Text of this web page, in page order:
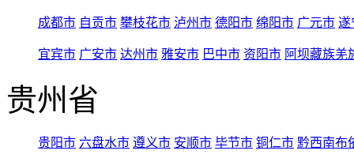
成都市 自贡市 攀枝花市 泸州市 德阳市 绵阳市 广元市 遂
宜宾市 广安市 达州市 雅安市 巴中市 资阳市 阿坝藏族羌
贵州省
贵阳市 六盘水市 遵义市 安顺市 毕节市 铜仁市 黔西南布